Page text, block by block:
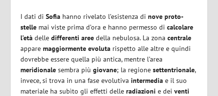
I dati diSofia hanno rivelato l’esistenza dinove proto-
stelle mai viste prima d’ora e hanno permesso dicalcolare
l’età delledifferenti aree della nebulosa. La zonacentrale
apparemaggiormente evoluta rispetto alle altre e quindi
dovrebbe essere quella più antica, mentre l’area
meridionale sembra piùgiovane; la regione settentrionale,
invece, si trova in una fase evolutivaintermedia e il suo
materiale ha subìto gli effetti delle radiazioni e deiventi